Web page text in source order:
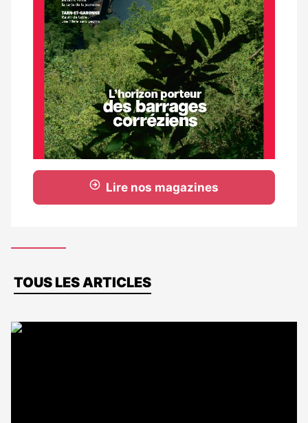
Lire nos magazines
Dernières
TOUS LES ARTICLES